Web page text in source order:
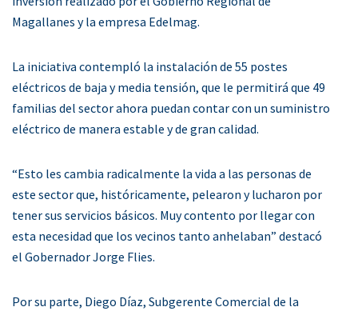
Magallanes y la empresa Edelmag.
La iniciativa contempló la instalación de 55 postes
eléctricos de baja y media tensión, que le permitirá que 49
familias del sector ahora puedan contar con un suministro
eléctrico de manera estable y de gran calidad.
“Esto les cambia radicalmente la vida a las personas de
este sector que, históricamente, pelearon y lucharon por
tener sus servicios básicos. Muy contento por llegar con
esta necesidad que los vecinos tanto anhelaban” destacó
el Gobernador Jorge Flies.
Por su parte, Diego Díaz, Subgerente Comercial de la